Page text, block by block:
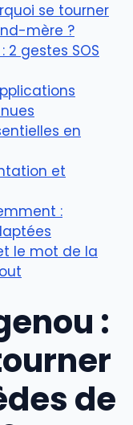
se tourner
mère ?
gestes SOS
en
et
:
le mot de la
:
de